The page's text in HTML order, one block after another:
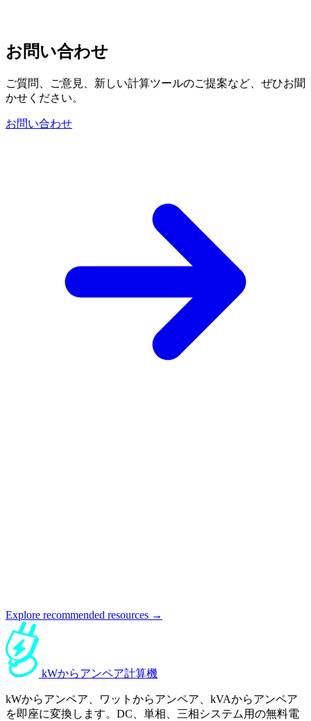
お問い合わせ
ご質問、ご意見、新しい計算ツールのご提案など、ぜひお聞
かせください。
お問い合わせ
Explore recommended resources →
kWからアンペア計算機
kWからアンペア、ワットからアンペア、kVAからアンペア
を即座に変換します。DC、単相、三相システム用の無料電